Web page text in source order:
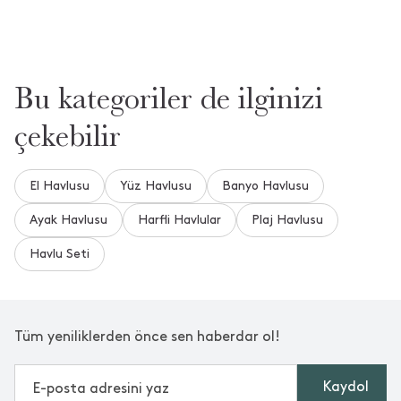
Merhaba, ürün tek adet banyo havlusu olarak gönderimi
sağlanmaktadır. Bizi tercih ettiğiniz için teşekkür ederiz.
1 saat içinde cevaplandı.
Daha Fazla Soru ve Cevap Gör
Bu kategoriler de ilginizi
çekebilir
El Havlusu Yüz Havlusu Banyo Havlusu
Ayak Havlusu Harfli Havlular Plaj Havlusu
Havlu Seti
Tüm yeniliklerden önce sen haberdar ol!
Kaydol